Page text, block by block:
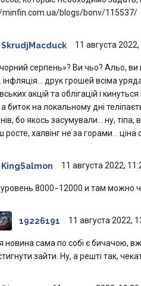
blogs/bonv/115537/
SkrudjMacduck 11 августа
серпень»? Ви чьо? Альо, ви
інфляція… друк грошей всіма
акцій та облігацій і
биток на локальному дні
бо якось засумували… ну, тіпа,
халвінг не за горами… ціна
KingSalmon 11 августа 2022,
8000−12000 и там можно
19226191 11 августа 2022,
новина сама по собі є бичачою,
зайти. Ну, а решті так,